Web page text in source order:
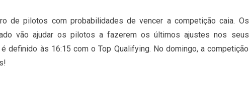
de pilotos com probabilidades de vencer a competição caia. Os
vão ajudar os pilotos a fazerem os últimos ajustes nos seus
definido às 16:15 com o Top Qualifying. No domingo, a competição